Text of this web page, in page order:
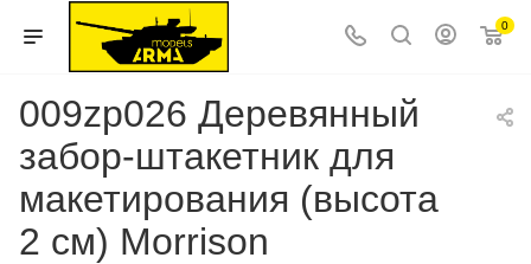
0
009zp026 Деревянный
забор-штакетник для
макетирования (высота
2 см) Morrison